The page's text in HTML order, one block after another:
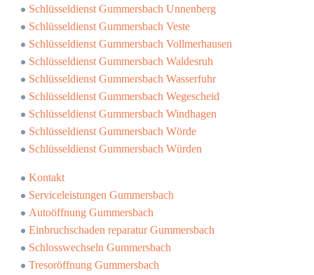
Schlüsseldienst Gummersbach Unnenberg
Schlüsseldienst Gummersbach Veste
Schlüsseldienst Gummersbach Vollmerhausen
Schlüsseldienst Gummersbach Waldesruh
Schlüsseldienst Gummersbach Wasserfuhr
Schlüsseldienst Gummersbach Wegescheid
Schlüsseldienst Gummersbach Windhagen
Schlüsseldienst Gummersbach Wörde
Schlüsseldienst Gummersbach Würden
Kontakt
Serviceleistungen Gummersbach
Autoöffnung Gummersbach
Einbruchschaden reparatur Gummersbach
Schlosswechseln Gummersbach
Tresoröffnung Gummersbach